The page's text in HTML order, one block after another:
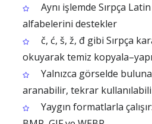
Aynı işlemde Sırpça
alfabelerini destekler
č, ć, š, ž, đ gibi Sırpça
okuyarak temiz
Yalnızca görselde
aranabilir, tekrar
Yaygın formatlarla